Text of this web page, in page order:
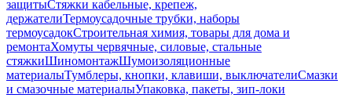
защитыСтяжки кабельные, крепеж,
держателиТермоусадочные трубки, наборы
термоусадокСтроительная химия, товары для дома и
ремонтаХомуты червячные, силовые, стальные
стяжкиШиномонтажШумоизоляционные
материалыТумблеры, кнопки, клавиши, выключателиСмазки
и смазочные материалыУпаковка, пакеты, зип-локи